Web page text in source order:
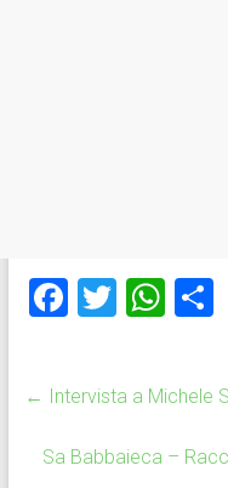
F
b
o
T
er
W
s
A
C
← Intervista a Michele
Sa Babbaieca –